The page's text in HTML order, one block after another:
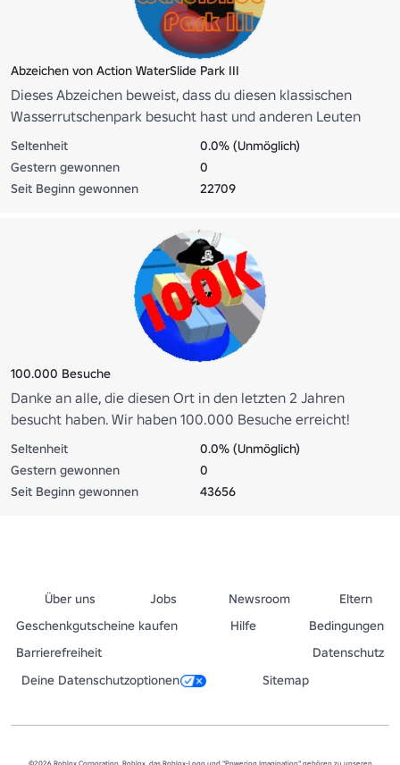
Abzeichen von Action WaterSlide Park III
Dieses Abzeichen beweist, dass du diesen klassischen
Wasserrutschenpark besucht hast und anderen Leuten
sagt, dass du eine Röhre steuern kannst;)
Seltenheit
0.0% (Unmöglich)
Gestern gewonnen
0
Seit Beginn gewonnen
22709
100.000 Besuche
Danke an alle, die diesen Ort in den letzten 2 Jahren
besucht haben. Wir haben 100.000 Besuche erreicht!
Seltenheit
0.0% (Unmöglich)
Gestern gewonnen
0
Seit Beginn gewonnen
43656
Über uns Jobs Newsroom
Eltern
Geschenkgutscheine kaufen
Hilfe
Bedingungen
Barrierefreiheit
Datenschutz
Deine Datenschutzoptionen
Sitemap
©2026 Roblox Corporation. Roblox, das Roblox-Logo und "Powering Imagination" gehören zu unseren